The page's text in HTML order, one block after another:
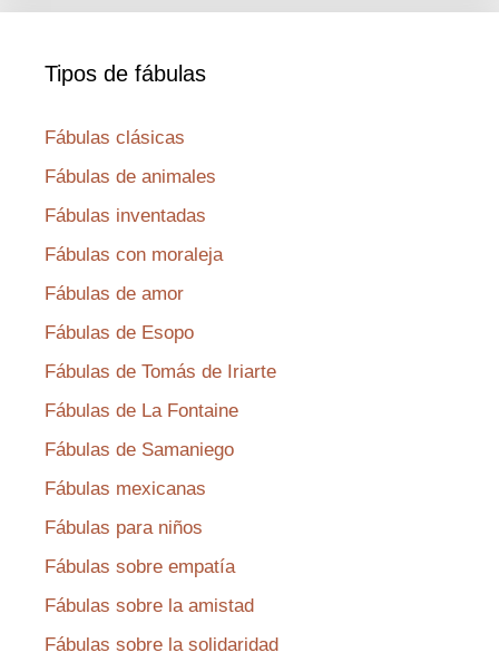
Tipos de fábulas
Fábulas clásicas
Fábulas de animales
Fábulas inventadas
Fábulas con moraleja
Fábulas de amor
Fábulas de Esopo
Fábulas de Tomás de Iriarte
Fábulas de La Fontaine
Fábulas de Samaniego
Fábulas mexicanas
Fábulas para niños
Fábulas sobre empatía
Fábulas sobre la amistad
Fábulas sobre la solidaridad